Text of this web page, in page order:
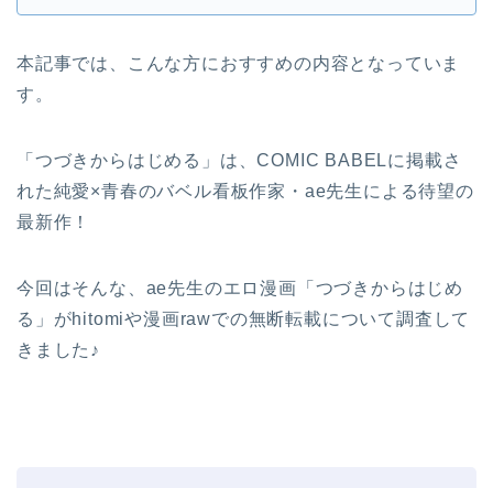
本記事では、こんな方におすすめの内容となっていま
す。
「つづきからはじめる」は、COMIC BABELに掲載さ
れた純愛×青春のバベル看板作家・ae先生による待望の
最新作！
今回はそんな、ae先生のエロ漫画 「つづきからはじめ
る」がhitomiや漫画rawでの無断転載について調査して
きました♪